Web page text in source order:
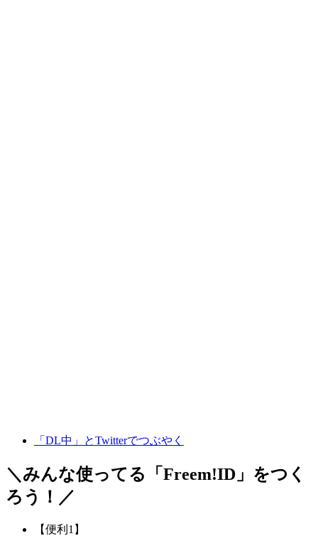
「DL中」とTwitterでつぶやく
＼みんな使ってる「 Freem!ID 」をつく
ろう！／
【便利1】